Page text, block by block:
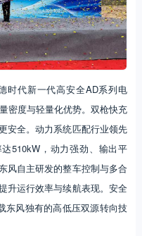
时代新一代高安全AD系列电
密度与轻量化优势。双枪快充
安全。动力系统匹配行业领先
510kW，动力强劲、输出平
风自主研发的整车控制与多合
升运行效率与续航表现。安全
东风独有的高低压双源转向技